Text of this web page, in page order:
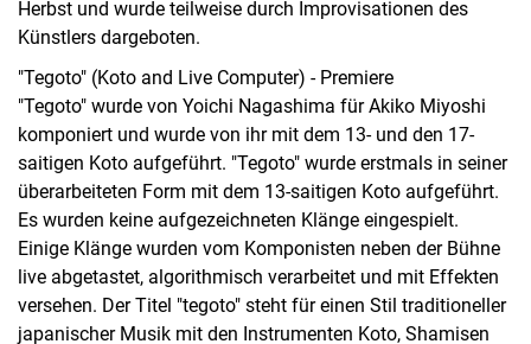
Herbst und wurde teilweise durch Improvisationen des
Künstlers dargeboten.
"Tegoto" (Koto and Live Computer) - Premiere
"Tegoto" wurde von Yoichi Nagashima für Akiko Miyoshi
komponiert und wurde von ihr mit dem 13- und den 17-
saitigen Koto aufgeführt. "Tegoto" wurde erstmals in seiner
überarbeiteten Form mit dem 13-saitigen Koto aufgeführt.
Es wurden keine aufgezeichneten Klänge eingespielt.
Einige Klänge wurden vom Komponisten neben der Bühne
live abgetastet, algorithmisch verarbeitet und mit Effekten
versehen. Der Titel "tegoto" steht für einen Stil traditioneller
japanischer Musik mit den Instrumenten Koto, Shamisen